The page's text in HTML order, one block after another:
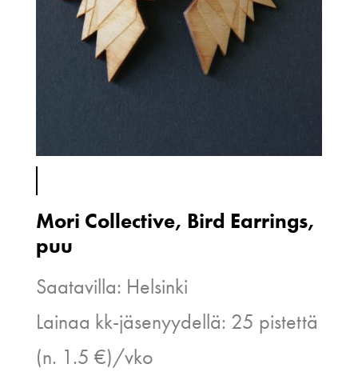
Mori Collective, Bird Earrings,
puu
Saatavilla: Helsinki
Lainaa kk-jäsenyydellä: 25 pistettä
(n. 1.5 €)/vko